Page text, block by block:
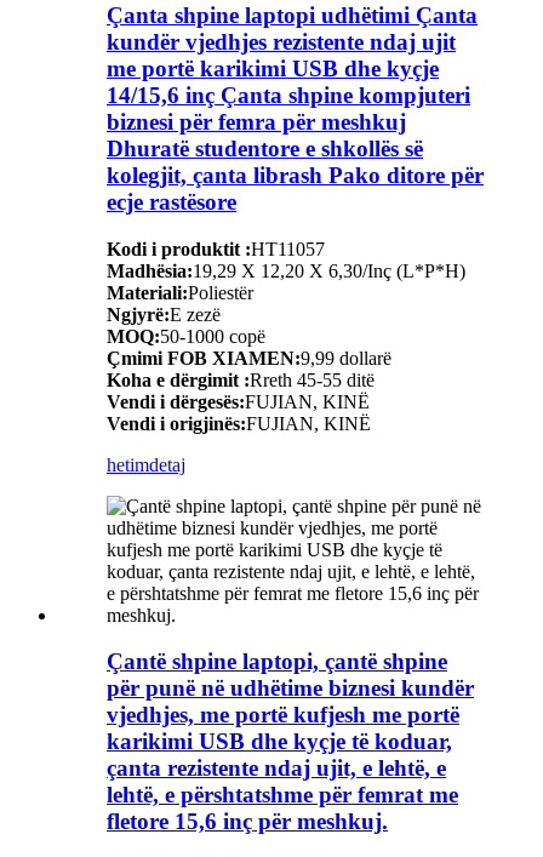
Çanta shpine laptopi udhëtimi Çanta
kundër vjedhjes rezistente ndaj ujit
me portë karikimi USB dhe kyçje
14/15,6 inç Çanta shpine kompjuteri
biznesi për femra për meshkuj
Dhuratë studentore e shkollës së
kolegjit, çanta librash Pako ditore për
ecje rastësore
Kodi i produktit :HT11057
Madhësia:19,29 X 12,20 X 6,30/Inç (L*P*H)
Materiali:Poliestër
Ngjyrë:E zezë
MOQ:50-1000 copë
Çmimi FOB XIAMEN:9,99 dollarë
Koha e dërgimit :Rreth 45-55 ditë
Vendi i dërgesës:FUJIAN, KINË
Vendi i origjinës:FUJIAN, KINË
hetimdetaj
Çantë shpine laptopi, çantë shpine
për punë në udhëtime biznesi kundër
vjedhjes, me portë kufjesh me portë
karikimi USB dhe kyçje të koduar,
çanta rezistente ndaj ujit, e lehtë, e
lehtë, e përshtatshme për femrat me
fletore 15,6 inç për meshkuj.